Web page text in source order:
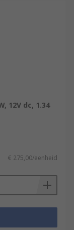
12V dc, 1.34
€ 275,00/eenheid